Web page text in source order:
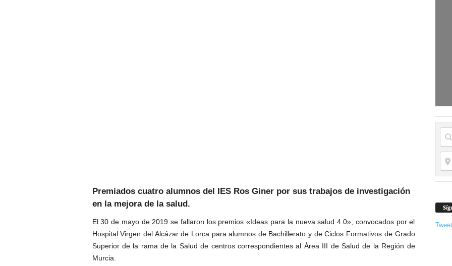
Premiados cuatro alumnos del IES Ros Giner por sus trabajos de investigación
en la mejora de la salud.
El 30 de mayo de 2019 se fallaron los premios «Ideas para la nueva salud 4.0», convocados por el
Hospital Virgen del Alcázar de Lorca para alumnos de Bachillerato y de Ciclos Formativos de Grado
Superior de la rama de la Salud de centros correspondientes al Área III de Salud de la Región de
Murcia.